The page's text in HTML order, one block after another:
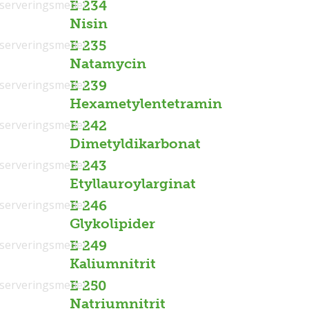
E 234
Nisin
E 235
Natamycin
E 239
Hexametylentetramin
E 242
Dimetyldikarbonat
E 243
Etyllauroylarginat
E 246
Glykolipider
E 249
Kaliumnitrit
E 250
Natriumnitrit